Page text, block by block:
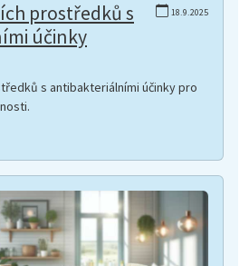
18.9.2025
prostředků s
účinky
s antibakteriálními účinky pro